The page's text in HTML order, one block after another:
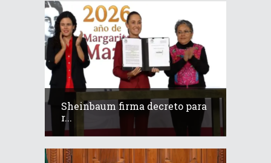
Sheinbaum firma decreto para
r...